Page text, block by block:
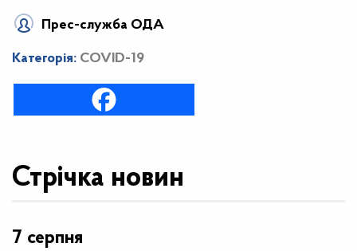
Прес-служба ОДА
Категорія: COVID-19
Стрічка новин
7 серпня